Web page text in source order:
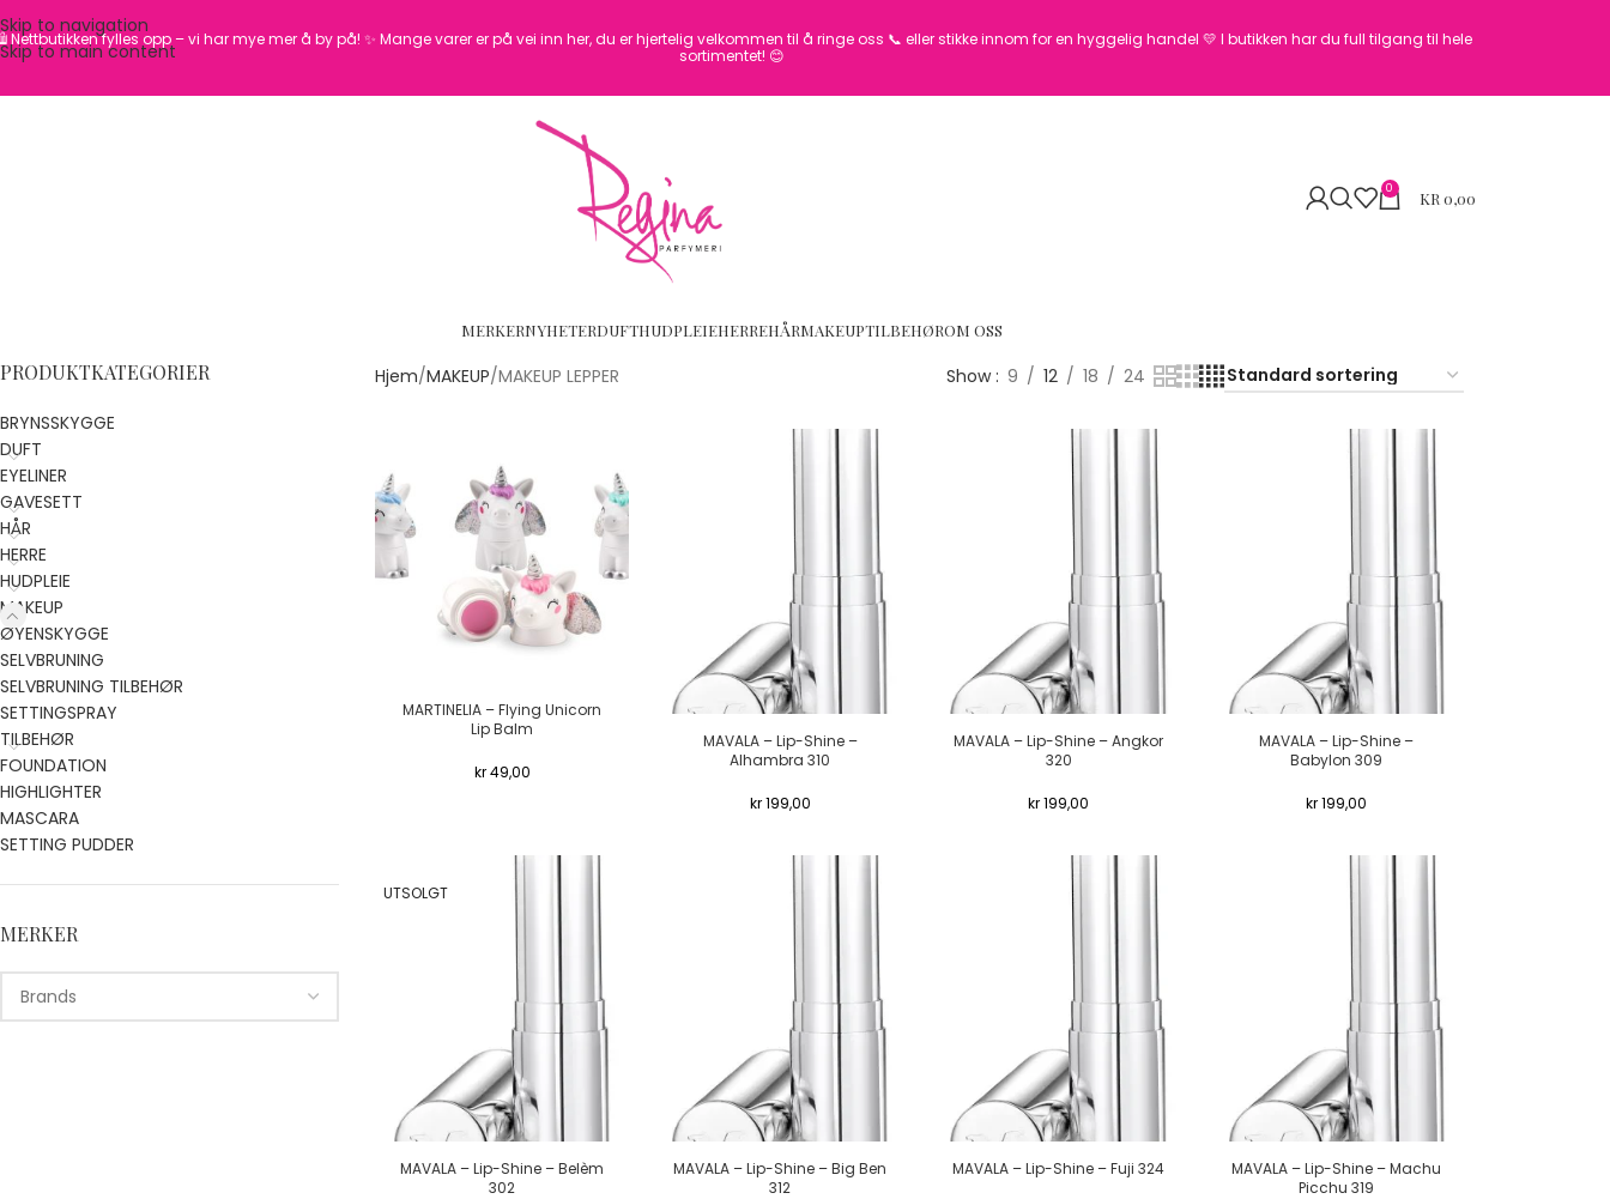
Skip to navigation
Skip to main content
Nettbutikken fylles opp – vi har mye mer å by på! ✨ Mange varer er på vei inn her, du er hjertelig velkommen til å ringe oss 📞 eller stikke innom for en hyggelig handel 💛 I butikken har du full tilgang til hele
sortimentet! 😊
0 KR 0,00
MERKERNYHETERDUFTHUDPLEIEHERREHÅRMAKEUPTILBEHØROM OSS
PRODUKTKATEGORIER
BRYNSSKYGGE
DUFT
EYELINER
GAVESETT
HÅR
HERRE
HUDPLEIE
MAKEUP
ØYENSKYGGE
SELVBRUNING
SELVBRUNING TILBEHØR
SETTINGSPRAY
TILBEHØR
FOUNDATION
HIGHLIGHTER
MASCARA
SETTING PUDDER
MERKER
Hjem MAKEUP MAKEUP LEPPER Show 9 12 18 24
MARTINELIA – Flying Unicorn
Lip Balm
kr49,00
MAVALA – Lip-Shine –
Alhambra 310
kr199,00
MAVALA – Lip-Shine – Angkor
320
kr199,00
MAVALA – Lip-Shine –
Babylon 309
kr199,00
UTSOLGT
MAVALA – Lip-Shine – Belèm
302
MAVALA – Lip-Shine – Big Ben
312
MAVALA – Lip-Shine – Fuji 324
MAVALA – Lip-Shine – Machu
Picchu 319